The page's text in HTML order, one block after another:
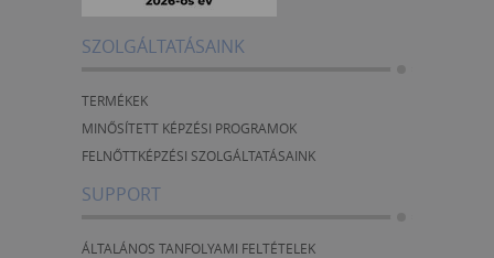
SZOLGÁLTATÁSAINK
TERMÉKEK
MINŐSÍTETT KÉPZÉSI PROGRAMOK
FELNŐTTKÉPZÉSI SZOLGÁLTATÁSAINK
SUPPORT
ÁLTALÁNOS TANFOLYAMI FELTÉTELEK